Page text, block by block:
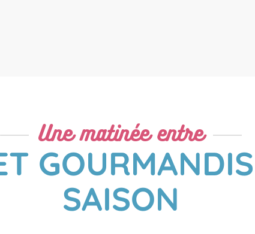
Une matinée entre
SAISON